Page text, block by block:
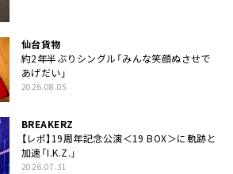
仙台貨物
約2年半ぶりシングル「みんな笑顔ぬさせで
あげだい」
2026.08.05
BREAKERZ
【レポ】19周年記念公演＜19 BOX＞に軌跡と
加速「I.K.Z.」
2026.07.31